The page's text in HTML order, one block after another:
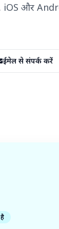
और
ईमेल से संपर्क करें